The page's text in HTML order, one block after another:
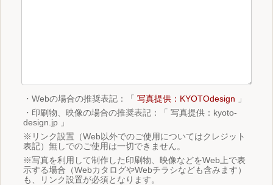
・Webの場合の推奨表記：「 写真提供：KYOTOdesign 」
・印刷物、映像の場合の推奨表記：「 写真提供：kyoto-
design.jp 」
※リンク設置（Web以外でのご使用についてはクレジット
表記）無しでのご使用は一切できません。
※写真を利用して制作した印刷物、映像などをWeb上で表
示する場合（WebカタログやWebチラシなども含みます）
も、リンク設置が必須となります。